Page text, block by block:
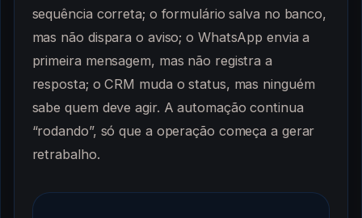
sequência correta; o formulário salva no banco,
mas não dispara o aviso; o WhatsApp envia a
primeira mensagem, mas não registra a
resposta; o CRM muda o status, mas ninguém
sabe quem deve agir. A automação continua
“rodando”, só que a operação começa a gerar
retrabalho.